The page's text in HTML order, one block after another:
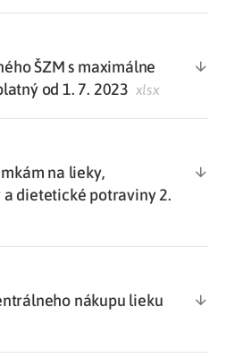
ŠZM s maximálne
od 1. 7. 2023 xlsx
na lieky,
dietetické potraviny 2.
nákupu lieku